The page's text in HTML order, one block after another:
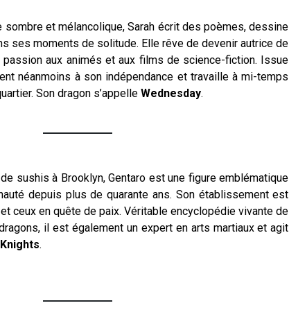
sombre et mélancolique, Sarah écrit des poèmes, dessine
ses moments de solitude. Elle rêve de devenir autrice de
aux animés et aux films de science-fiction. Issue
néanmoins à son indépendance et travaille à mi-temps
Son dragon s’appelle Wednesday.
sushis à Brooklyn, Gentaro est une figure emblématique
depuis plus de quarante ans. Son établissement est
ceux en quête de paix. Véritable encyclopédie vivante de
il est également un expert en arts martiaux et agit
.